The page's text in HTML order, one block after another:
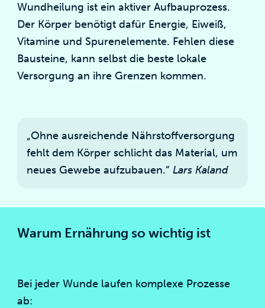
Wundheilung ist ein aktiver Aufbauprozess.
Der Körper benötigt dafür Energie, Eiweiß,
Vitamine und Spurenelemente. Fehlen diese
Bausteine, kann selbst die beste lokale
Versorgung an ihre Grenzen kommen.
„Ohne ausreichende Nährstoffversorgung
fehlt dem Körper schlicht das Material, um
neues Gewebe aufzubauen.“Lars Kaland
Warum Ernährung so wichtig ist
Bei jeder Wunde laufen komplexe Prozesse
ab: